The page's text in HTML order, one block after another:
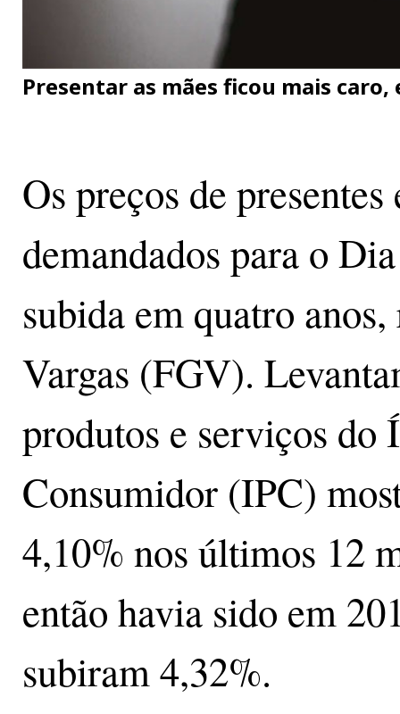
Presentar as mães ficou mais caro,
Os preços de
demandados para o
subida em quatro
Vargas (FGV).
produtos e serviços do
Consumidor (IPC)
4,10% nos últimos 12
então havia sido em
subiram 4,32%.